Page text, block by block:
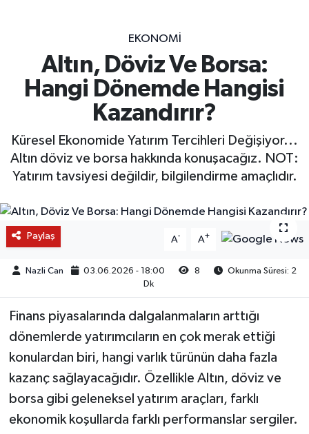
EKONOMİ
Altın, Döviz Ve Borsa:
Hangi Dönemde Hangisi
Kazandırır?
Küresel Ekonomide Yatırım Tercihleri Değişiyor...
Altın döviz ve borsa hakkında konuşacağız. NOT:
Yatırım tavsiyesi değildir, bilgilendirme amaçlıdır.
Paylaş A- A+
Nazli Can 03.06.2026 - 18:00 8
Okunma Süresi: 2
Dk
Finans piyasalarında dalgalanmaların arttığı
dönemlerde yatırımcıların en çok merak ettiği
konulardan biri, hangi varlık türünün daha fazla
kazanç sağlayacağıdır. Özellikle Altın, döviz ve
borsa gibi geleneksel yatırım araçları, farklı
ekonomik koşullarda farklı performanslar sergiler.